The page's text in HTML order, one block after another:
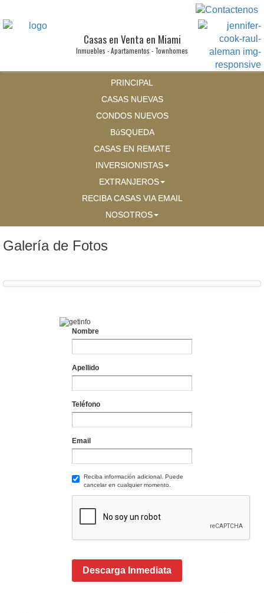
Casas en Venta en Miami
Inmuebles - Apartamentos - Townhomes
PRINCIPAL
CASAS NUEVAS
CONDOS NUEVOS
BúSQUEDA
CASAS EN REMATE
INVERSIONISTAS
EXTRANJEROS
RECIBA CASAS VIA EMAIL
NOSOTROS
Galería de Fotos
Nombre
Apellido
Teléfono
Email
Reciba información adicional. Puede
cancelar en cualquier momento.
Descarga Inmediata